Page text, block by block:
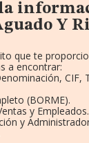
la
Y
que te
a encontrar:
CIF,
(BORME).
y Empleados.
y